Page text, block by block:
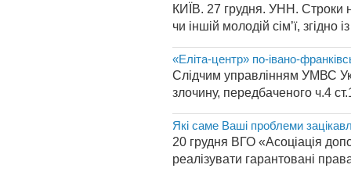
КИЇВ. 27 грудня. УНН. Строки
чи іншій молодій сім’ї,
«Еліта-центр» по-івано-
Слідчим управлінням УМВС
злочину, передбаченого ч.4
Які саме Ваші проблеми
20 грудня ВГО «Асоціація
реалізувати гарантовані